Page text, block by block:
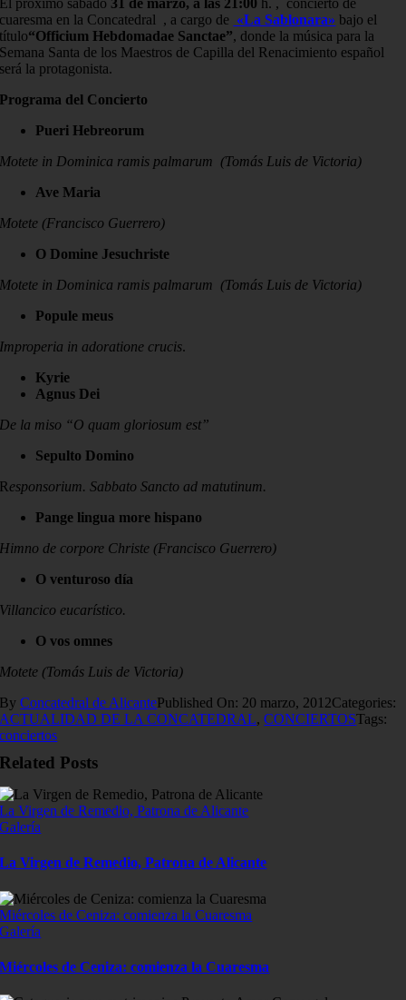
El próximo sábado 31 de marzo, a las 21:00
h. , concierto de
cuaresma en la Concatedral , a cargo de «La Sablonara» bajo el
título“Officium Hebdomadae Sanctae”, donde la música para la
Semana Santa de los Maestros de Capilla del Renacimiento español
será la protagonista.
Programa del Concierto
Pueri Hebreorum
Motete in Dominica ramis palmarum (Tomás Luis de Victoria)
Ave Maria
Motete (Francisco Guerrero)
O Domine Jesuchriste
Motete in Dominica ramis palmarum (Tomás Luis de Victoria)
Popule meus
Improperia in adoratione crucis.
Kyrie
Agnus Dei
De la miso “O quam gloriosum est”
Sepulto Domino
Responsorium. Sabbato Sancto ad matutinum.
Pange lingua more hispano
Himno de corpore Christe (Francisco Guerrero)
O venturoso día
Villancico eucarístico.
O vos omnes
Motete (Tomás Luis de Victoria)
ByConcatedral de AlicantePublished On: 20 marzo, 2012Categories:
ACTUALIDAD DE LA CONCATEDRAL,CONCIERTOSTags:
conciertos
Related Posts
La Virgen de Remedio, Patrona de Alicante
Galería
La Virgen de Remedio, Patrona de Alicante
Miércoles de Ceniza: comienza la Cuaresma
Galería
Miércoles de Ceniza: comienza la Cuaresma